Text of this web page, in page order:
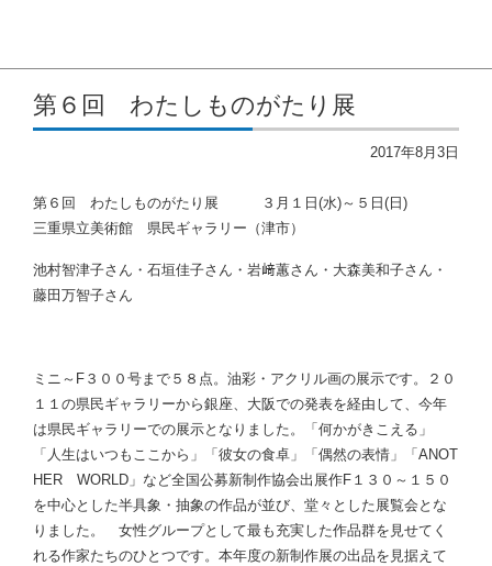
第６回 わたしものがたり展
2017年8月3日
第６回 わたしものがたり展 ３月１日(水)～５日(日)
三重県立美術館 県民ギャラリー（津市）
池村智津子さん・石垣佳子さん・岩﨑蕙さん・大森美和子さん・
藤田万智子さん
ミニ～F３００号まで５８点。油彩・アクリル画の展示です。２０
１１の県民ギャラリーから銀座、大阪での発表を経由して、今年
は県民ギャラリーでの展示となりました。「何かがきこえる」
「人生はいつもここから」「彼女の食卓」「偶然の表情」「ANOT
HER WORLD」など全国公募新制作協会出展作F１３０～１５０
を中心とした半具象・抽象の作品が並び、堂々とした展覧会とな
りました。 女性グループとして最も充実した作品群を見せてく
れる作家たちのひとつです。本年度の新制作展の出品を見据えて